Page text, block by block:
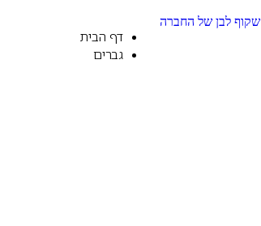
דף הבית
גברים